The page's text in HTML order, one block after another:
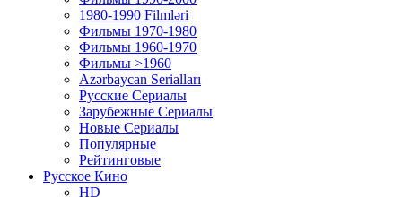
1980-1990 Filmləri
Фильмы 1970-1980
Фильмы 1960-1970
Фильмы >1960
Azərbaycan Serialları
Русские Сериалы
Зарубежные Сериалы
Новые Сериалы
Популярные
Рейтинговые
Русское Кино
HD